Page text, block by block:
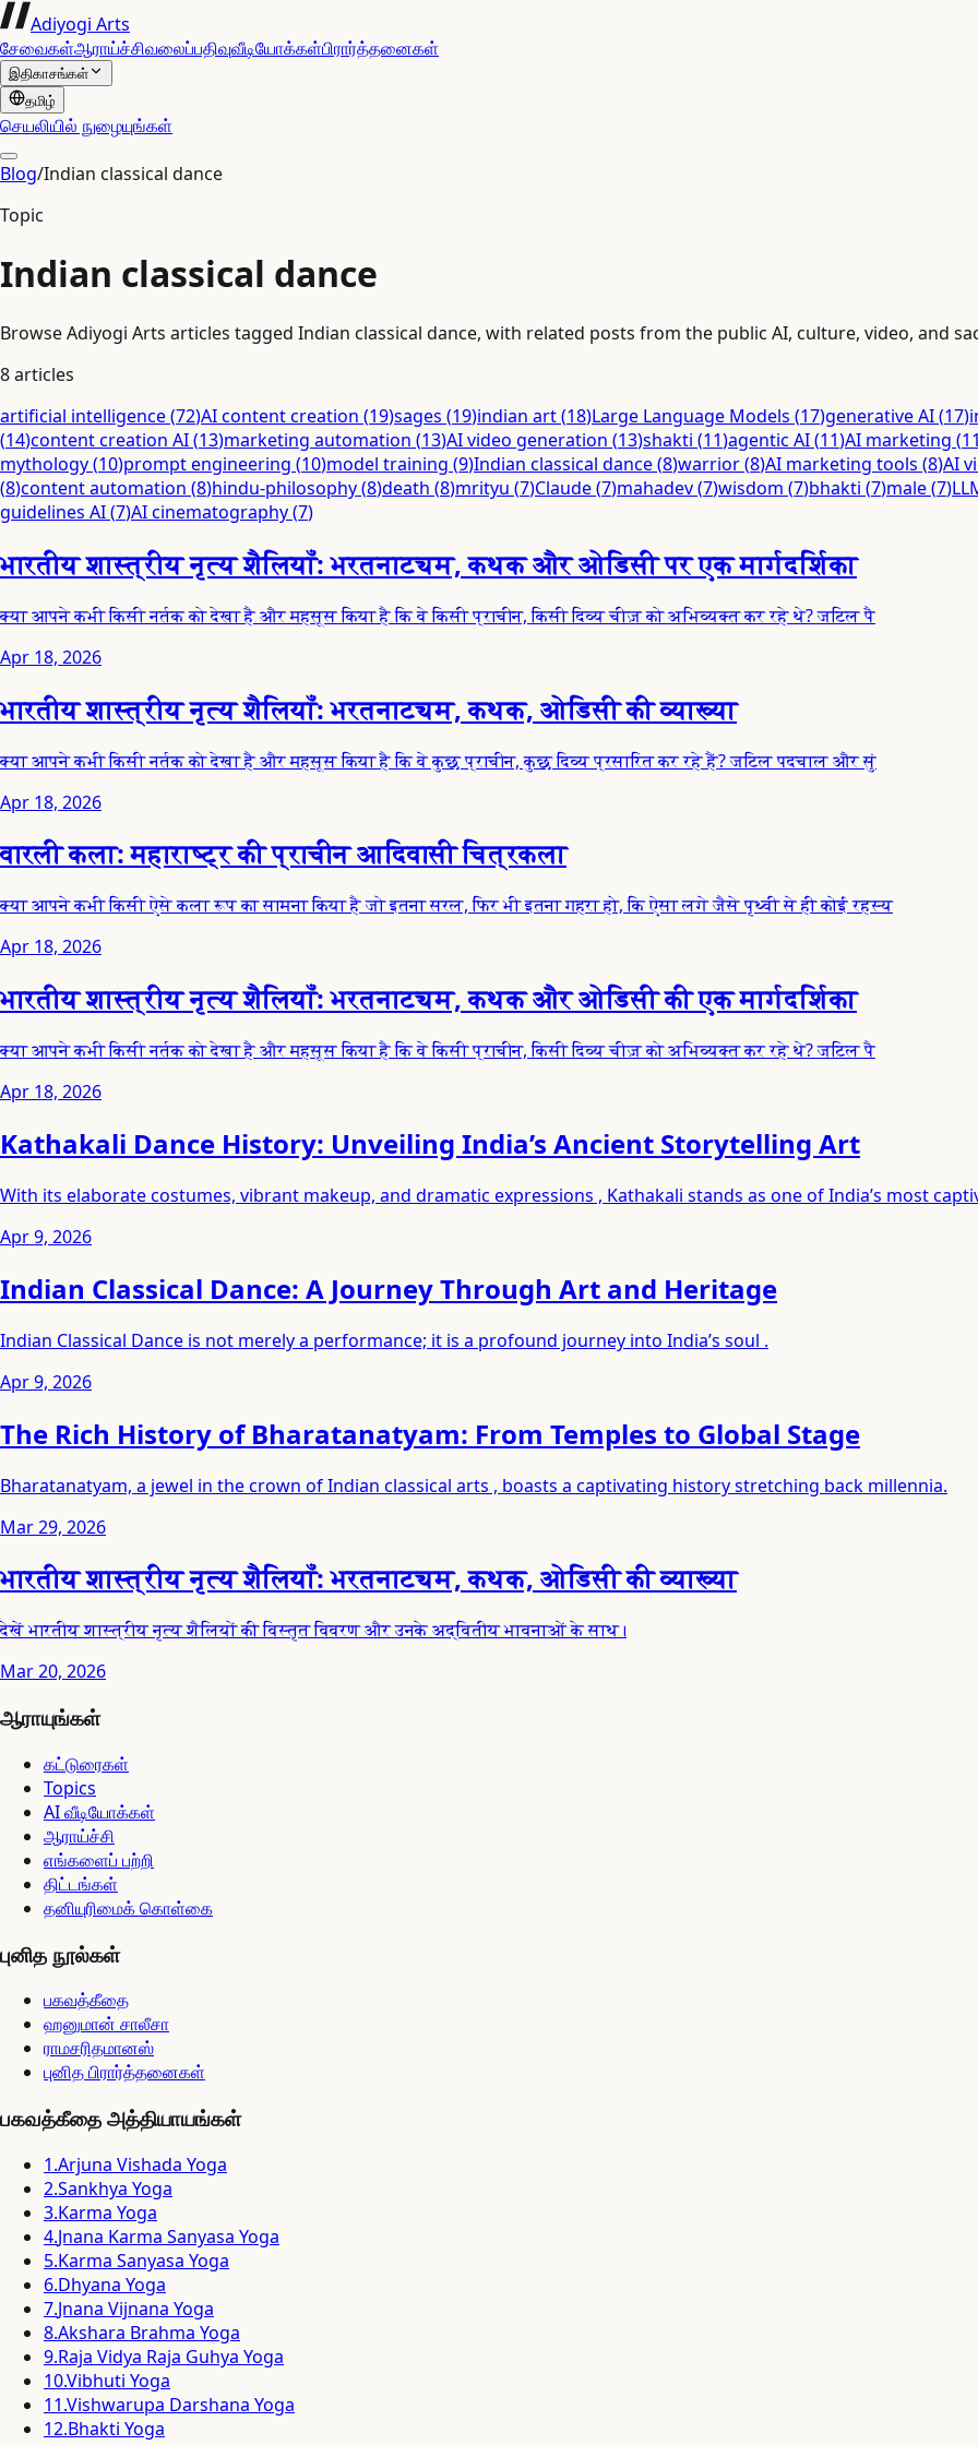
Adiyogi Arts
சேவைகள்ஆராய்ச்சிவலைப்பதிவுவீடியோக்கள்பிரார்த்தனைகள்
இதிகாசங்கள்
தமிழ்
செயலியில் நுழையுங்கள்
Blog/Indian classical dance
Topic
Indian classical dance
Browse Adiyogi Arts articles tagged Indian classical dance, with related posts from the public AI, culture, video, and
8articles
artificial intelligence(72)AI content creation (19)sages (19)indian art(18)Large Language Models (17)generative AI(17)
(14)content creation AI(13)marketing automation (13)AI video generation (13)shakti (11)agentic AI(11)AI marketing (
mythology(10)prompt engineering (10)model training (9)Indian classical dance(8)warrior(8)AI marketing tools (8)AI
(8)content automation (8)hindu-philosophy(8)death (8)mrityu (7)Claude(7)mahadev(7)wisdom (7)bhakti (7)male(7)
guidelines AI(7)AI cinematography(7)
भारतीय शास्त्रीय नृत्य शैलियाँ: भरतनाट्यम, कथक और ओडिसी पर एक मार्गदर्शिका
क्या आपने कभी किसी नर्तक को देखा है और महसूस किया है कि वे किसी प्राचीन, किसी दिव्य चीज़ को अभिव्यक्त कर रहे थे? जटिल पै
Apr 18, 2026
भारतीय शास्त्रीय नृत्य शैलियाँ: भरतनाट्यम, कथक, ओडिसी की व्याख्या
क्या आपने कभी किसी नर्तक को देखा है और महसूस किया है कि वे कुछ प्राचीन, कुछ दिव्य प्रसारित कर रहे हैं? जटिल पदचाल और सुं
Apr 18, 2026
वारली कला: महाराष्ट्र की प्राचीन आदिवासी चित्रकला
क्या आपने कभी किसी ऐसे कला रूप का सामना किया है जो इतना सरल, फिर भी इतना गहरा हो, कि ऐसा लगे जैसे पृथ्वी से ही कोई रहस्य
Apr 18, 2026
भारतीय शास्त्रीय नृत्य शैलियाँ: भरतनाट्यम, कथक और ओडिसी की एक मार्गदर्शिका
क्या आपने कभी किसी नर्तक को देखा है और महसूस किया है कि वे किसी प्राचीन, किसी दिव्य चीज़ को अभिव्यक्त कर रहे थे? जटिल पै
Apr 18, 2026
Kathakali Dance History: Unveiling India’s Ancient Storytelling Art
With its elaborate costumes, vibrant makeup, and dramatic expressions , Kathakali stands as one of India’s most
Apr 9, 2026
Indian Classical Dance: A Journey Through Art and Heritage
Indian Classical Dance is not merely a performance; it is a profound journey into India’s soul .
Apr 9, 2026
The Rich History of Bharatanatyam: From Temples to Global Stage
Bharatanatyam, a jewel in the crown of Indian classical arts , boasts a captivating history stretching back millennia.
Mar 29, 2026
भारतीय शास्त्रीय नृत्य शैलियाँ: भरतनाट्यम, कथक, ओडिसी की व्याख्या
देखें भारतीय शास्त्रीय नृत्य शैलियों की विस्तृत विवरण और उनके अद्वितीय भावनाओं के साथ।
Mar 20, 2026
ஆராயுங்கள்
கட்டுரைகள்
Topics
AI வீடியோக்கள்
ஆராய்ச்சி
எங்களைப் பற்றி
திட்டங்கள்
தனியுரிமைக் கொள்கை
புனித நூல்கள்
பகவத்கீதை
ஹனுமான் சாலீசா
ராமசரிதமானஸ்
புனித பிரார்த்தனைகள்
பகவத்கீதை அத்தியாயங்கள்
1.Arjuna Vishada Yoga
2.Sankhya Yoga
3.Karma Yoga
4.Jnana Karma Sanyasa Yoga
5.Karma Sanyasa Yoga
6.Dhyana Yoga
7.Jnana Vijnana Yoga
8.Akshara Brahma Yoga
9.Raja Vidya Raja Guhya Yoga
10.Vibhuti Yoga
11.Vishwarupa Darshana Yoga
12.Bhakti Yoga